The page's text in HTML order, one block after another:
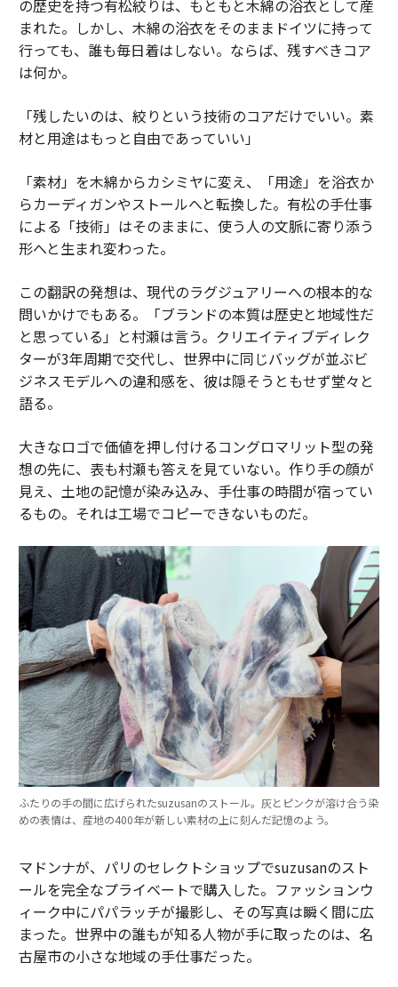
の歴史を持つ有松絞りは、もともと木綿の浴衣として産
まれた。しかし、木綿の浴衣をそのままドイツに持って
行っても、誰も毎日着はしない。ならば、残すべきコア
は何か。
「残したいのは、絞りという技術のコアだけでいい。素
材と用途はもっと自由であっていい」
「素材」を木綿からカシミヤに変え、「用途」を浴衣か
らカーディガンやストールへと転換した。有松の手仕事
による「技術」はそのままに、使う人の文脈に寄り添う
形へと生まれ変わった。
この翻訳の発想は、現代のラグジュアリーへの根本的な
問いかけでもある。「ブランドの本質は歴史と地域性だ
と思っている」と村瀬は言う。クリエイティブディレク
ターが3年周期で交代し、世界中に同じバッグが並ぶビ
ジネスモデルへの違和感を、彼は隠そうともせず堂々と
語る。
大きなロゴで価値を押し付けるコングロマリット型の発
想の先に、表も村瀬も答えを見ていない。作り手の顔が
見え、土地の記憶が染み込み、手仕事の時間が宿ってい
るもの。それは工場でコピーできないものだ。
ふたりの手の間に広げられたsuzusanのストール。灰とピンクが溶け合う染
めの表情は、産地の400年が新しい素材の上に刻んだ記憶のよう。
マドンナが、パリのセレクトショップでsuzusanのスト
ールを完全なプライベートで購入した。ファッションウ
ィーク中にパパラッチが撮影し、その写真は瞬く間に広
まった。世界中の誰もが知る人物が手に取ったのは、名
古屋市の小さな地域の手仕事だった。